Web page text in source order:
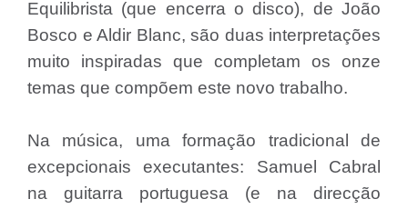
Equilibrista (que encerra o disco), de João
Bosco e Aldir Blanc, são duas interpretações
muito inspiradas que completam os onze
temas que compõem este novo trabalho.
Na música, uma formação tradicional de
excepcionais executantes: Samuel Cabral
na guitarra portuguesa (e na direcção